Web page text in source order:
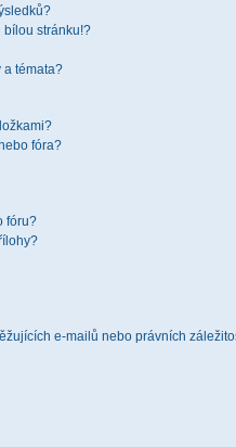
bílou stránku!?
a témata?
fóra?
fóru?
e-mailů nebo právních